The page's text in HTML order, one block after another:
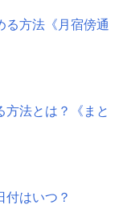
る方法《月宿傍通
方法とは？《まと
付はいつ？